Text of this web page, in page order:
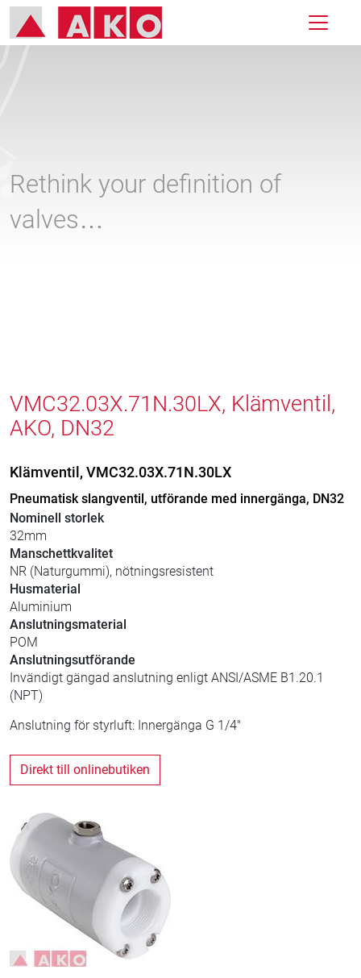
Rethink your definition of
valves…
VMC32.03X.71N.30LX, Klämventil,
AKO, DN32
Klämventil, VMC32.03X.71N.30LX
Pneumatisk slangventil, utförande med innergänga, DN32
Nominell storlek
32mm
Manschettkvalitet
NR (Naturgummi), nötningsresistent
Husmaterial
Aluminium
Anslutningsmaterial
POM
Anslutningsutförande
Invändigt gängad anslutning enligt ANSI/ASME B1.20.1
(NPT)
Anslutning för styrluft: Innergänga G 1/4"
Direkt till onlinebutiken